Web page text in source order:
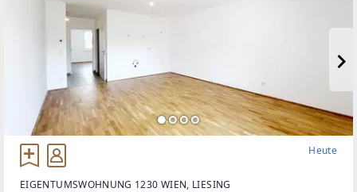
Heute
EIGENTUMSWOHNUNG 1230 WIEN, LIESING